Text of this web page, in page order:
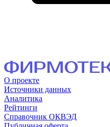
О проекте
Источники данных
Аналитика
Рейтинги
Справочник ОКВЭД